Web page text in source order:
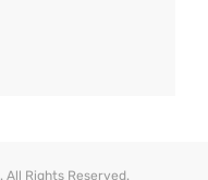
. All Rights Reserved.